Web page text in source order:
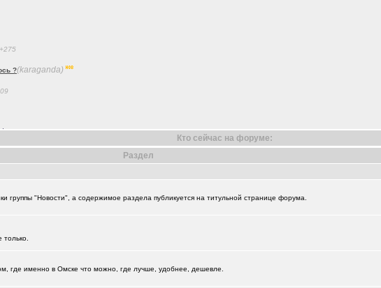
?
Ur..) +179
(борец с ..)
Кто сейчас на форуме:
Раздел
группы "Новости", а содержимое раздела публикуется на титульной странице форума.
где именно в Омске что можно, где лучше, удобнее, дешевле.